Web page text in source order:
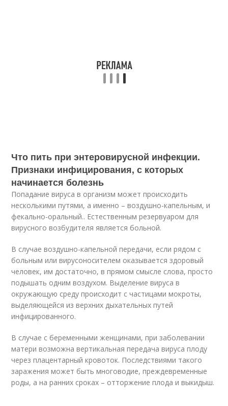
Что пить при энтеровирусной инфекции.
Признаки инфицирования, с которых
начинается болезнь
Попадание вируса в организм может происходить
несколькими путями, а именно – воздушно-капельным, и
фекально-оральный.. Естественным резервуаром для
вирусного возбудителя является больной.
В случае воздушно-капельной передачи, если рядом с
больным или вирусоносителем оказывается здоровый
человек, им достаточно, в прямом смысле слова, просто
подышать одним воздухом. Выделение вируса в
окружающую среду происходит с частицами мокроты,
выделяющейся из верхних дыхательных путей
инфицированного.
В случае с беременными женщинами, при заболевании
матери возможна вертикальная передача вируса плоду
через плацентарный кровоток. Последствиями такого
заражения может быть многоводие, преждевременные
роды, а на ранних сроках – отторжение плода и выкидыш.